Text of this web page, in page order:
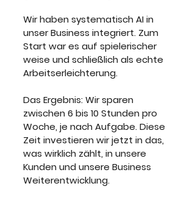
Wir haben systematisch AI in
unser Business integriert. Zum
Start war es auf spielerischer
weise und schließlich als echte
Arbeitserleichterung.
Das Ergebnis: Wir sparen
zwischen 6 bis 10 Stunden pro
Woche, je nach Aufgabe. Diese
Zeit investieren wir jetzt in das,
was wirklich zählt, in unsere
Kunden und unsere Business
Weiterentwicklung.